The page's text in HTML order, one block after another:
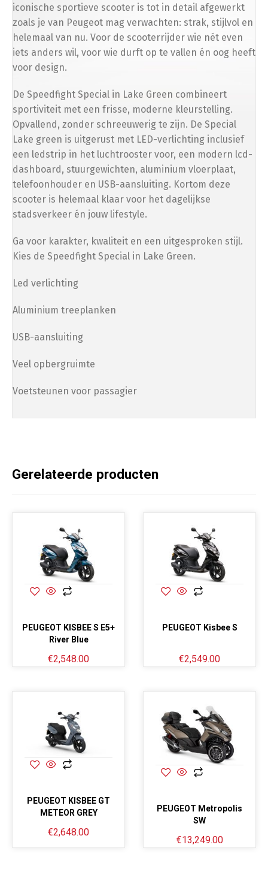
Telefoonhouder 50.00
Bescherming
Scooterhoes €50.00
Opvoeren
Afstelling op ±34 km/u (gedoogde snelheid)
Afstelling op ±54 km/u (gedoogde snelheid)
iconische sportieve scooter is tot in detail afgewerkt
zoals je van Peugeot mag verwachten: strak, stijlvol en
helemaal van nu. Voor de scooterrijder wie nét even
iets anders wil, voor wie durft op te vallen én oog heeft
voor design.
De Speedfight Special in Lake Green combineert
sportiviteit met een frisse, moderne kleurstelling.
Opvallend, zonder schreeuwerig te zijn. De Special
Lake green is uitgerust met LED-verlichting inclusief
een ledstrip in het luchtrooster voor, een modern lcd-
dashboard, stuurgewichten, aluminium vloerplaat,
telefoonhouder en USB-aansluiting. Kortom deze
scooter is helemaal klaar voor het dagelijkse
stadsverkeer én jouw lifestyle.
Ga voor karakter, kwaliteit en een uitgesproken stijl.
Kies de Speedfight Special in Lake Green.
Led verlichting
Aluminium treeplanken
USB-aansluiting
Veel opbergruimte
Voetsteunen voor passagier
Gerelateerde producten
PEUGEOT KISBEE S E5+
River Blue
€2,548.00
PEUGEOT Kisbee S
€2,549.00
PEUGEOT KISBEE GT
METEOR GREY
€2,648.00
PEUGEOT Metropolis
SW
€13,249.00